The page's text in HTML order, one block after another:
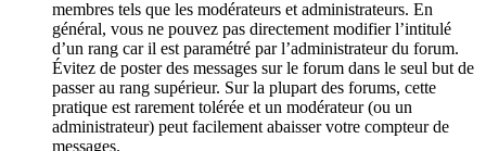
membres tels que les modérateurs et administrateurs. En
général, vous ne pouvez pas directement modifier l’intitulé
d’un rang car il est paramétré par l’administrateur du forum.
Évitez de poster des messages sur le forum dans le seul but de
passer au rang supérieur. Sur la plupart des forums, cette
pratique est rarement tolérée et un modérateur (ou un
administrateur) peut facilement abaisser votre compteur de
messages.